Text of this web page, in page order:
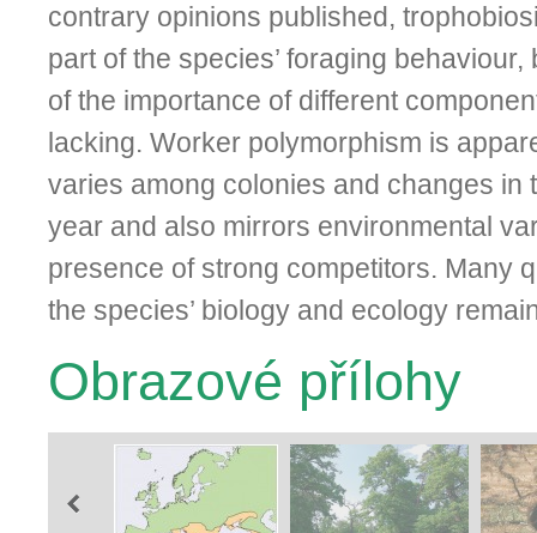
contrary opinions published,
part of the species’ foraging
of the importance of different
lacking. Worker polymorphism is
varies among colonies and changes in
year and also mirrors environmental
presence of strong competitors. Many
the species’ biology and ecology
Obrazové přílohy